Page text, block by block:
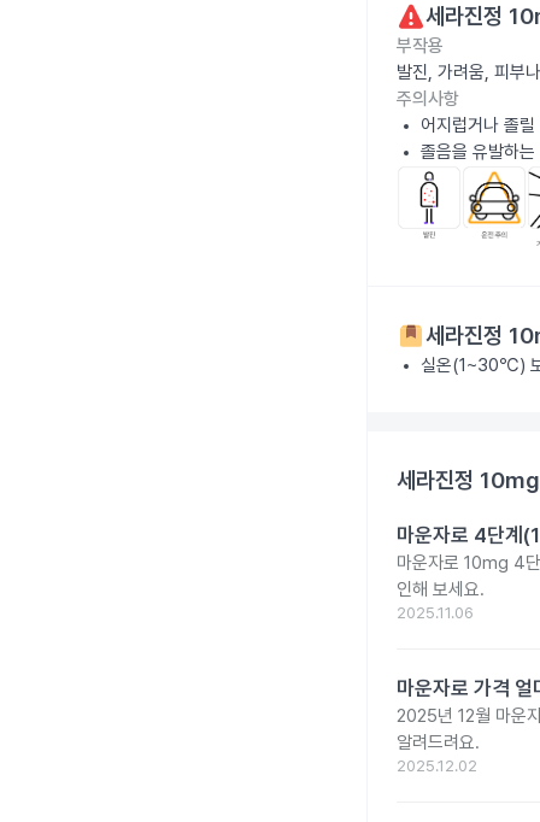
세라진정
부작용
발진, 가려움, 피부
주의사항
어지럽거나 졸
졸음을 유발하
세라진정
실온(1~30℃)
세라진정 10mg
마운자로 4단계
마운자로 10mg 4
인해 보세요.
2025.11.06
마운자로 가격
2025년 12월 마운
알려드려요.
2025.12.02